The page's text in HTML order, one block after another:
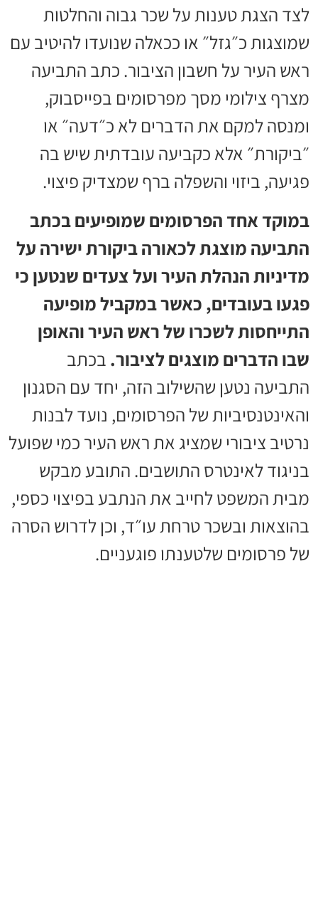
לצד הצגת טענות על שכר גבוה והחלטות
שמוצגות כ״גזל״ או ככאלה שנועדו להיטיב עם
ראש העיר על חשבון הציבור. כתב התביעה
מצרף צילומי מסך מפרסומים בפייסבוק,
ומנסה למקם את הדברים לא כ״דעה״ או
״ביקורת״ אלא כקביעה עובדתית שיש בה
פגיעה, ביזוי והשפלה ברף שמצדיק פיצוי.
במוקד אחד הפרסומים שמופיעים בכתב
התביעה מוצגת לכאורה ביקורת ישירה על
מדיניות הנהלת העיר ועל צעדים שנטען כי
פגעו בעובדים, כאשר במקביל מופיעה
התייחסות לשכרו של ראש העיר והאופן
שבו הדברים מוצגים לציבור. בכתב
התביעה נטען שהשילוב הזה, יחד עם הסגנון
והאינטנסיביות של הפרסומים, נועד לבנות
נרטיב ציבורי שמציג את ראש העיר כמי שפועל
בניגוד לאינטרס התושבים. התובע מבקש
מבית המשפט לחייב את הנתבע בפיצוי כספי,
בהוצאות ובשכר טרחת עו״ד, וכן לדרוש הסרה
של פרסומים שלטענתו פוגעניים.